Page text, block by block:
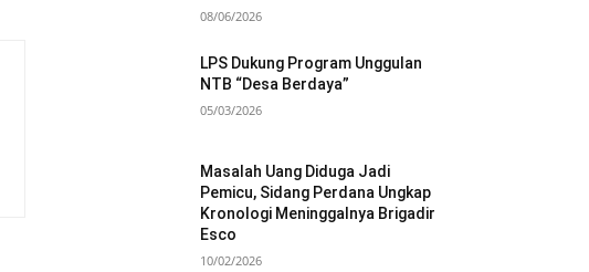
08/06/2026
LPS Dukung Program Unggulan
NTB “Desa Berdaya”
05/03/2026
Masalah Uang Diduga Jadi
Pemicu, Sidang Perdana Ungkap
Kronologi Meninggalnya Brigadir
Esco
10/02/2026